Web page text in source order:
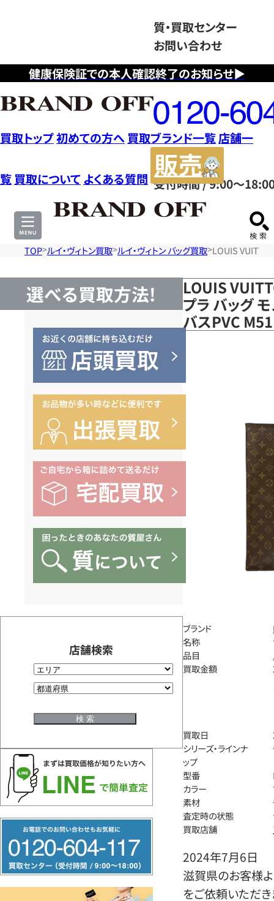
健康保険証での本人確認終了のお知らせ▶
質・買取センター
お問い合わせ
フ
リ
ー
ダ
イ
ヤ
ル
0120604117
受付時間 / 9:00～
買取トップ初めての方へ 買取ブランド一覧店舗一
覧 買取について よくある質問
サ
TOP ルイ・ヴィトン買取 ルイ・ヴィトン バッグ買取 LOUIS
選べる買取方法!
店舗検索
リ
ー
LOUIS
プラ バッグ モ
バスPVC
ブランド
名称
品目
買取金額
買取日
シリーズ・ラインナ
ップ
型番
カラー
素材
査定時の状態
買取店舗
2024年7月6日
滋賀県のお客様よ
をご依頼いただき